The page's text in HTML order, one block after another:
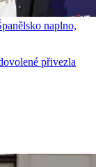
naplno,
přivezla